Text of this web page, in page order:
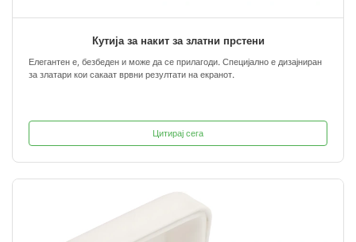
Кутија за накит за златни прстени
Елегантен е, безбеден и може да се прилагоди. Специјално е дизајниран
за златари кои сакаат врвни резултати на екранот.
Цитирај сега